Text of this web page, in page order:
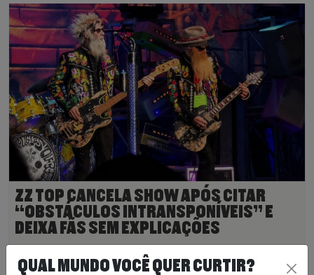
ZZ TOP CANCELA SHOW APÓS CITAR
“OBSTÁCULOS INTRANSPONÍVEIS” E
DEIXA FÃS SEM EXPLICAÇÕES
6 de agosto de 2026 Ler Mais
QUAL MUNDO VOCÊ QUER CURTIR?